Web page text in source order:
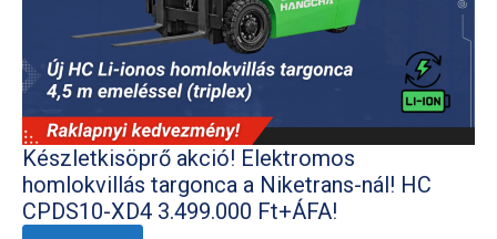
Készletkisöprő akció! Elektromos
homlokvillás targonca a Niketrans-nál! HC
CPDS10-XD4 3.499.000 Ft+ÁFA!